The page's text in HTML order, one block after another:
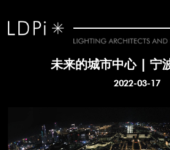
未来的城市中心 | 宁
2022-03-17